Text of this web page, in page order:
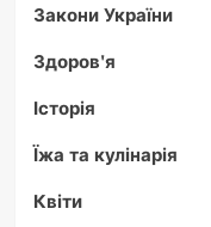
Закони України
Здоров'я
Історія
Їжа та кулінарія
Квіти